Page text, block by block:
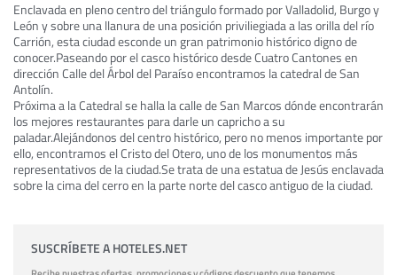
Enclavada en pleno centro del triángulo formado por Valladolid, Burgo y
León y sobre una llanura de una posición priviliegiada a las orilla del río
Carrión, esta ciudad esconde un gran patrimonio histórico digno de
conocer.Paseando por el casco histórico desde Cuatro Cantones en
dirección Calle del Árbol del Paraíso encontramos la catedral de San
Antolín.
Próxima a la Catedral se halla la calle de San Marcos dónde encontrarán
los mejores restaurantes para darle un capricho a su
paladar.Alejándonos del centro histórico, pero no menos importante por
ello, encontramos el Cristo del Otero, uno de los monumentos más
representativos de la ciudad.Se trata de una estatua de Jesús enclavada
sobre la cima del cerro en la parte norte del casco antiguo de la ciudad.
SUSCRÍBETE A HOTELES.NET